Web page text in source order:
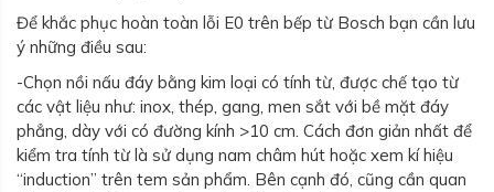
Để khắc phục hoàn toàn lỗi E0 trên bếp từ Bosch bạn cần lưu
ý những điều sau:
-Chọn nồi nấu đáy bằng kim loại có tính từ, được chế tạo từ
các vật liệu như: inox, thép, gang, men sắt với bề mặt đáy
phẳng, dày với có đường kính >10 cm. Cách đơn giản nhất để
kiểm tra tính từ là sử dụng nam châm hút hoặc xem kí hiệu
“induction” trên tem sản phẩm. Bên cạnh đó, cũng cần quan